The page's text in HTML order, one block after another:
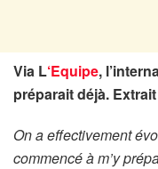
Via L‘Equipe,
préparait déjà.
On a effectivement
commencé à m’y